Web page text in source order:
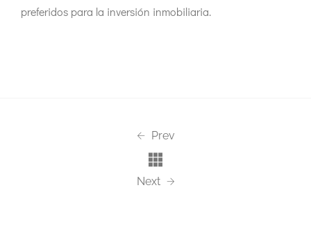
preferidos para la inversión inmobiliaria.
Prev
Next